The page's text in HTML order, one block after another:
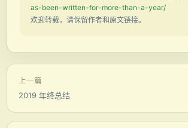
as-been-written-for-more-than-a-year/
欢迎转载，请保留作者和原文链接。
上一篇
2019 年终总结